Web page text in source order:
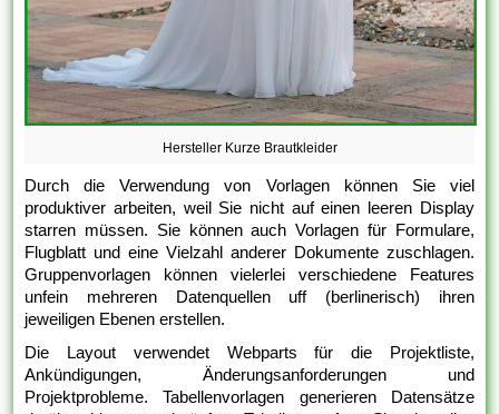
Hersteller Kurze Brautkleider
Durch die Verwendung von Vorlagen können Sie viel
produktiver arbeiten, weil Sie nicht auf einen leeren Display
starren müssen. Sie können auch Vorlagen für Formulare,
Flugblatt und eine Vielzahl anderer Dokumente zuschlagen.
Gruppenvorlagen können vielerlei verschiedene Features
unfein mehreren Datenquellen uff (berlinerisch) ihren
jeweiligen Ebenen erstellen.
Die Layout verwendet Webparts für die Projektliste,
Ankündigungen, Änderungsanforderungen und
Projektprobleme. Tabellenvorlagen generieren Datensätze